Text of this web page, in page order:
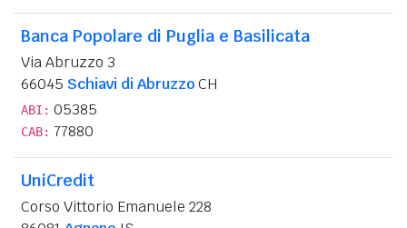
Banca Popolare di Puglia e Basilicata
Via Abruzzo 3
66045 Schiavi di AbruzzoCH
ABI: 05385
CAB: 77880
UniCredit
Corso Vittorio Emanuele 228